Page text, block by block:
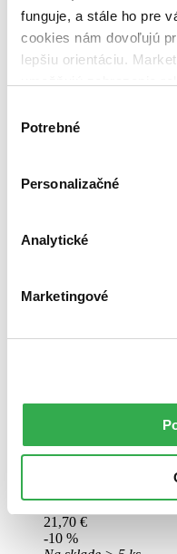
funguje, a stále ho pre
cookies nám dovoľujú
lepšiu orientáciu.
keby sme mohli
súhlasu
Potrebné
Personalizačné
Analytické
Marketingové
Vo voľnom pokračovaní
rozhodne, že sa svojej
ňou. Pre takéto rozhodnutie
pochopenie. Vybavení
Knihapevná väzba s
21,70 €
-10 %